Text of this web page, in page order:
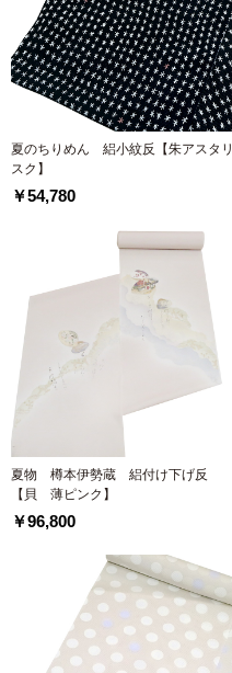
夏のちりめん 絽小紋反【朱アスタリ
スク】
￥54,780
夏物 樽本伊勢蔵 絽付け下げ反
【貝 薄ピンク】
￥96,800